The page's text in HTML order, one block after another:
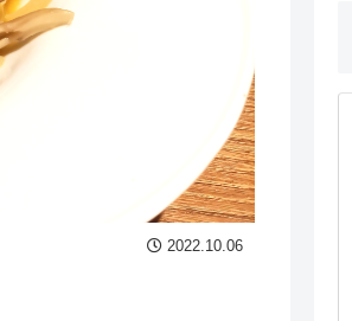
2022.10.06